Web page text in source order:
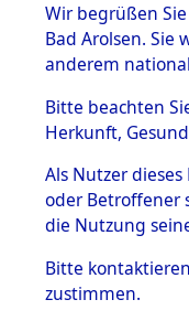
BESTÄNDE
mente
1.2.9 Beim
verwahrte
1.2.9.1
Effekten aus
Wir begrüßen
Bad Arolsen.
anderem
Bitte beachten
Herkunft,
Als Nutzer
oder Betroffener
die Nutzung
Bitte kontaktieren
zustimmen.